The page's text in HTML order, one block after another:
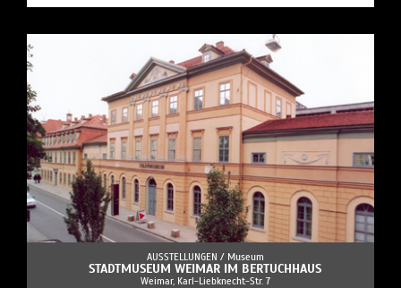
AUSSTELLUNGEN / Museum
STADTMUSEUM WEIMAR IM BERTUCHHAUS
Weimar, Karl-Liebknecht-Str. 7